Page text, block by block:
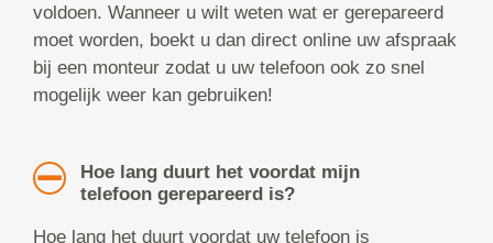
voldoen. Wanneer u wilt weten wat er gerepareerd
moet worden, boekt u dan direct online uw afspraak
bij een monteur zodat u uw telefoon ook zo snel
mogelijk weer kan gebruiken!
Hoe lang duurt het voordat mijn
telefoon gerepareerd is?
Hoe lang het duurt voordat uw telefoon is